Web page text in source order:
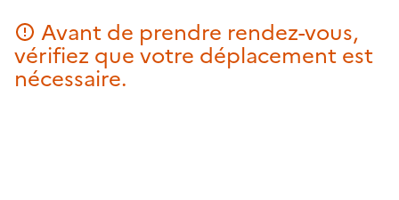
Avant de prendre rendez-vous,
vérifiez que votre déplacement est
nécessaire.